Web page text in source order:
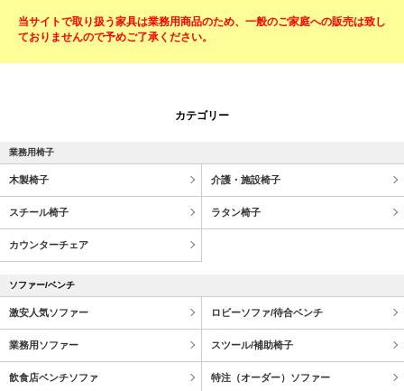
当サイトで取り扱う家具は業務用商品のため、一般のご家庭への販売は致し
ておりませんので予めご了承ください。
カテゴリー
業務用椅子
木製椅子 介護・施設椅子
スチール椅子 ラタン椅子
カウンターチェア
ソファー/ベンチ
激安人気ソファー ロビーソファ/待合ベンチ
業務用ソファー スツール/補助椅子
飲食店ベンチソファ 特注（オーダー）ソファー